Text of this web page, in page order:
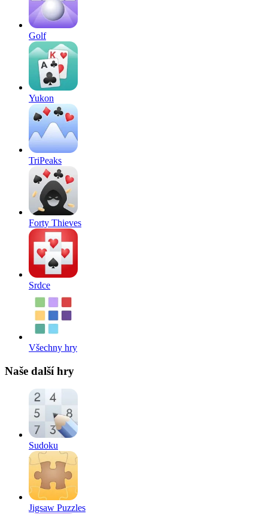
Golf
Yukon
TriPeaks
Forty Thieves
Srdce
Všechny hry
Naše další hry
Sudoku
Jigsaw Puzzles